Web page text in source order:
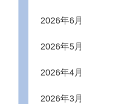
2026年6月
2026年5月
2026年4月
2026年3月